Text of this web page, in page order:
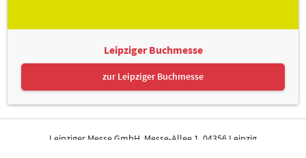
Leipziger Buchmesse
zur Leipziger Buchmesse
Leipziger Messe GmbH, Messe-Allee 1, 04356 Leipzig